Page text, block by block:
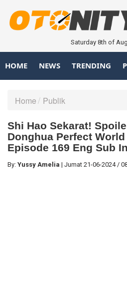
Saturday 8th of
HOME NEWS TRENDING
Home Publik
Shi Hao Sekarat!
Donghua Perfect
Episode 169 Eng Sub
By: Yussy Amelia | Jumat 21-06-2024 /